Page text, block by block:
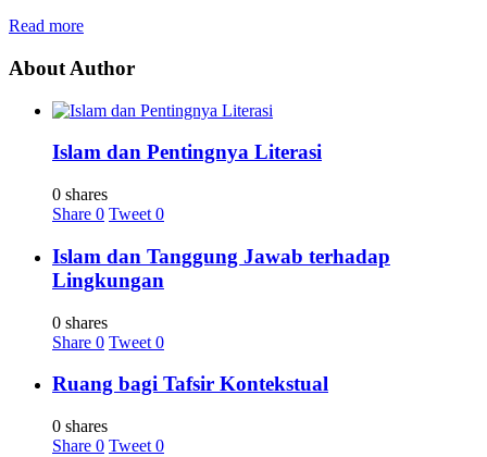
Read more
About Author
Islam dan Pentingnya Literasi
0 shares
Share 0 Tweet 0
Islam dan Tanggung Jawab terhadap
Lingkungan
0 shares
Share 0 Tweet 0
Ruang bagi Tafsir Kontekstual
0 shares
Share 0 Tweet 0